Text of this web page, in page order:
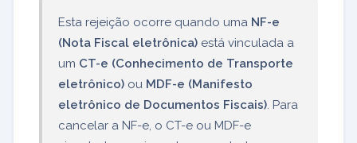
Esta rejeição ocorre quando uma NF-e
(Nota Fiscal eletrônica) está vinculada a
um CT-e (Conhecimento de Transporte
eletrônico) ou MDF-e (Manifesto
eletrônico de Documentos Fiscais). Para
cancelar a NF-e, o CT-e ou MDF-e